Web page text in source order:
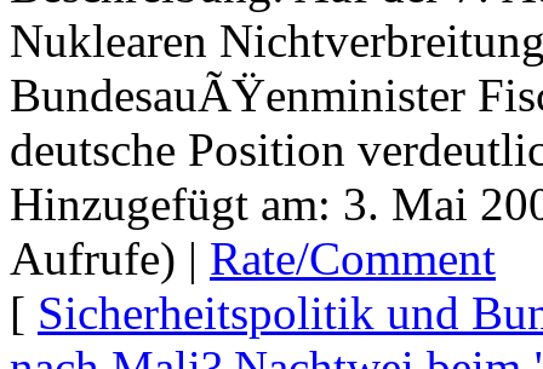
Nuklearen
BundesauÃŸenminister
deutsche Position
Hinzugefügt am: 3. Mai
Aufrufe) | Rate/Comment
[ Sicherheitspolitik und